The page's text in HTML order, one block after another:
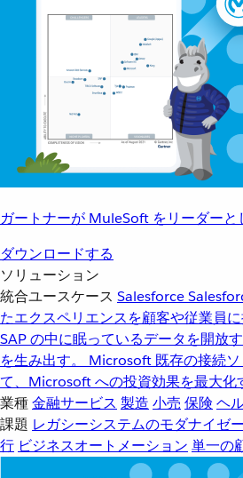
ガートナーが MuleSoft をリーダーと
ダウンロードする
ソリューション
統合ユースケース Salesforce
たエクスペリエンスを顧客や従業員
SAP の中に眠っているデータを開放
を生み出す。
Microsoft 既存の接続
て、Microsoft への投資効果を最大化
業種金融サービス 製造 小売 保険 ヘ
課題 レガシーシステムのモダナイゼ
行 ビジネスオートメーション 単一の